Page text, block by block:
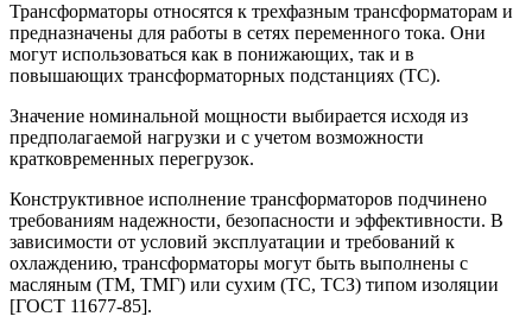
Трансформаторы относятся к трехфазным трансформаторам и
предназначены для работы в сетях переменного тока. Они
могут использоваться как в понижающих, так и в
повышающих трансформаторных подстанциях (ТС).
Значение номинальной мощности выбирается исходя из
предполагаемой нагрузки и с учетом возможности
кратковременных перегрузок.
Конструктивное исполнение трансформаторов подчинено
требованиям надежности, безопасности и эффективности. В
зависимости от условий эксплуатации и требований к
охлаждению, трансформаторы могут быть выполнены с
масляным (ТМ, ТМГ) или сухим (ТС, ТСЗ) типом изоляции
[ГОСТ 11677-85].